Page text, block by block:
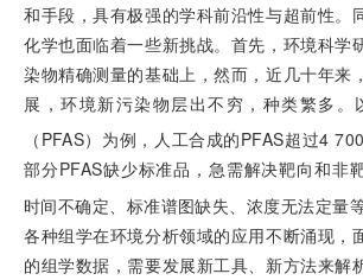
和手段，具有极强的学科前沿性与超前性。
化学也面临着一些新挑战。首先，环境科学
染物精确测量的基础上，然而，近几十年来
展，环境新污染物层出不穷，种类繁多
（PFAS）为例，人工合成的PFAS超过4
部分PFAS缺少标准品，急需解决靶向和非
时间不确定、标准谱图缺失、浓度无法定量
各种组学在环境分析领域的应用不断涌现，
的组学数据，需要发展新工具、新方法来解